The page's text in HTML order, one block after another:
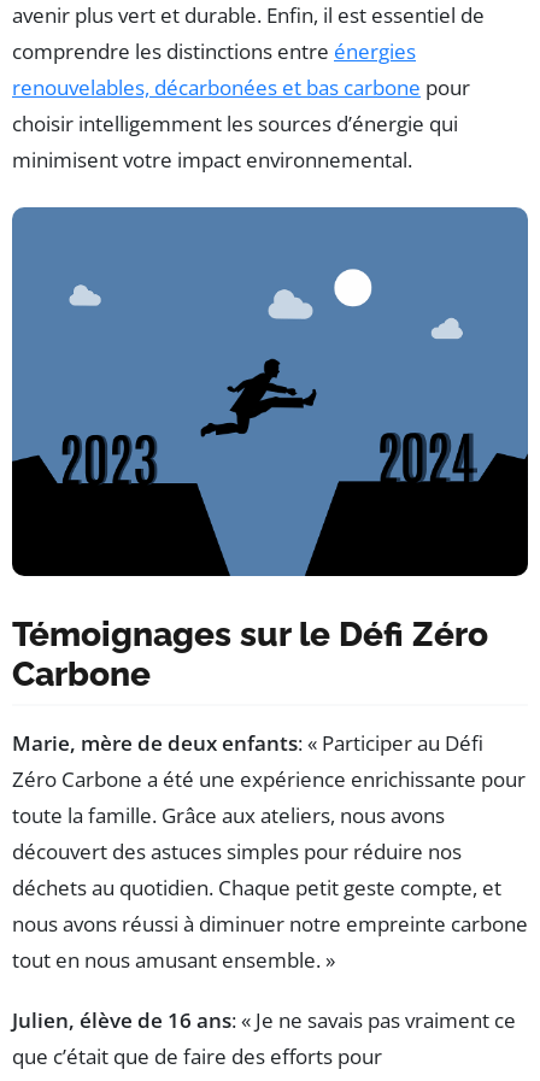
avenir plus vert et durable. Enfin, il est essentiel de
comprendre les distinctions entre énergies
renouvelables, décarbonées et bas carbone pour
choisir intelligemment les sources d’énergie qui
minimisent votre impact environnemental.
Témoignages sur le Défi Zéro
Carbone
Marie, mère de deux enfants: « Participer au Défi
Zéro Carbone a été une expérience enrichissante pour
toute la famille. Grâce aux ateliers, nous avons
découvert des astuces simples pour réduire nos
déchets au quotidien. Chaque petit geste compte, et
nous avons réussi à diminuer notre empreinte carbone
tout en nous amusant ensemble. »
Julien, élève de 16 ans: « Je ne savais pas vraiment ce
que c’était que de faire des efforts pour